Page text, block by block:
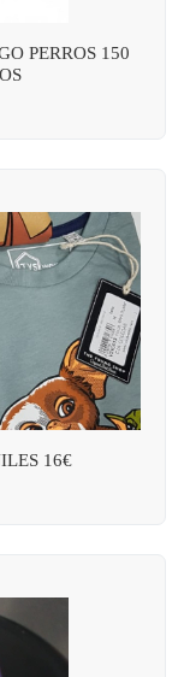
PERROS 150
16€